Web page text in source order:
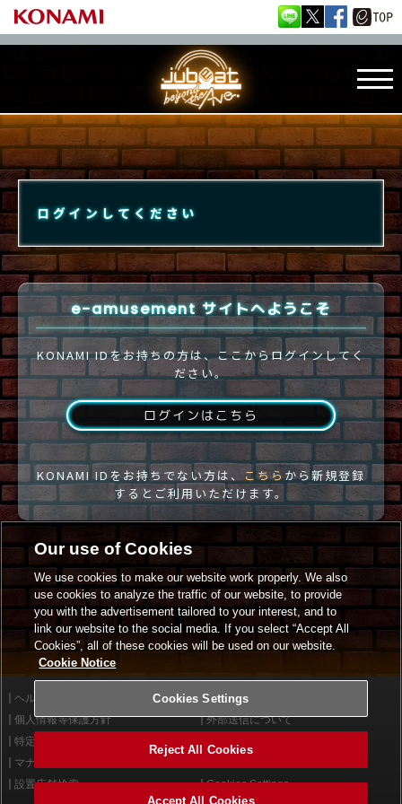
ログインしてください
e-amusement サイトへようこそ
KONAMI IDをお持ちの方は、ここからログインしてく
ださい。
ログインはこちら
KONAMI IDをお持ちでない方は、 こちらから新規登録
するとご利用いただけます。
ヘルプ
利用規約
個人情報等保護方針
外部送信について
特定商取引法に基づく表示
マナー＆ルール
設置店舗検索
Cookies Settings
Our use of Cookies
We use cookies to make our website work properly. We also
use cookies to analyze the traffic of our website, to provide
you with the advertisement tailored to your interest, and to
link our website to the social media. If you select “Accept All
Cookies”, all of these cookies will be used on our website.
Cookie Notice
Cookies Settings
Reject All Cookies
Accept All Cookies